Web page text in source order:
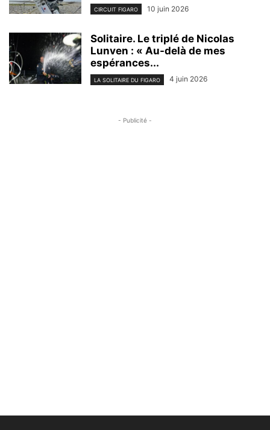
CIRCUIT FIGARO 10 juin 2026
Solitaire. Le triplé de Nicolas
Lunven : « Au-delà de mes
espérances...
LA SOLITAIRE DU FIGARO 4 juin 2026
- Publicité -